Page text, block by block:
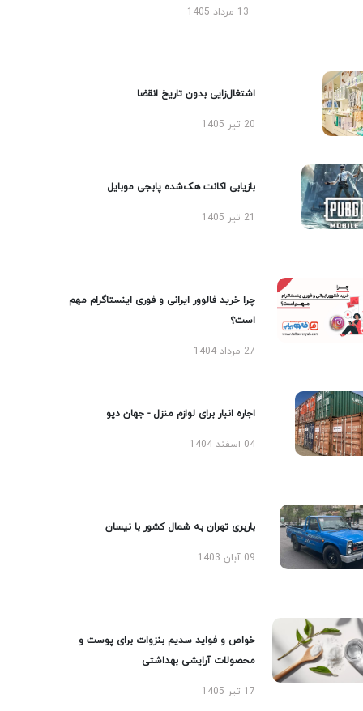
13 مرداد 1405
اشتغال‌زایی بدون تاریخ انقضا
20 تیر 1405
بازیابی اکانت هک‌شده پابجی موبایل
چرا خرید فالوور ایرانی و فوری اینستاگرام مهم
است؟
27 مرداد 1404
اجاره انبار برای لوازم منزل - جهان دپو
04 اسفند 1404
باربری تهران به شمال کشور با نیسان
09 آبان 1403
خواص و فواید سدیم بنزوات برای پوست و
محصولات آرایشی بهداشتی
17 تیر 1405